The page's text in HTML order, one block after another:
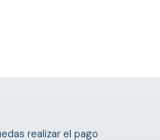
realizar el pago